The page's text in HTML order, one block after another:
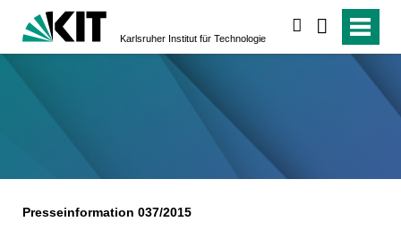
Karlsruher Institut für Technologie
Presseinformation 037/2015